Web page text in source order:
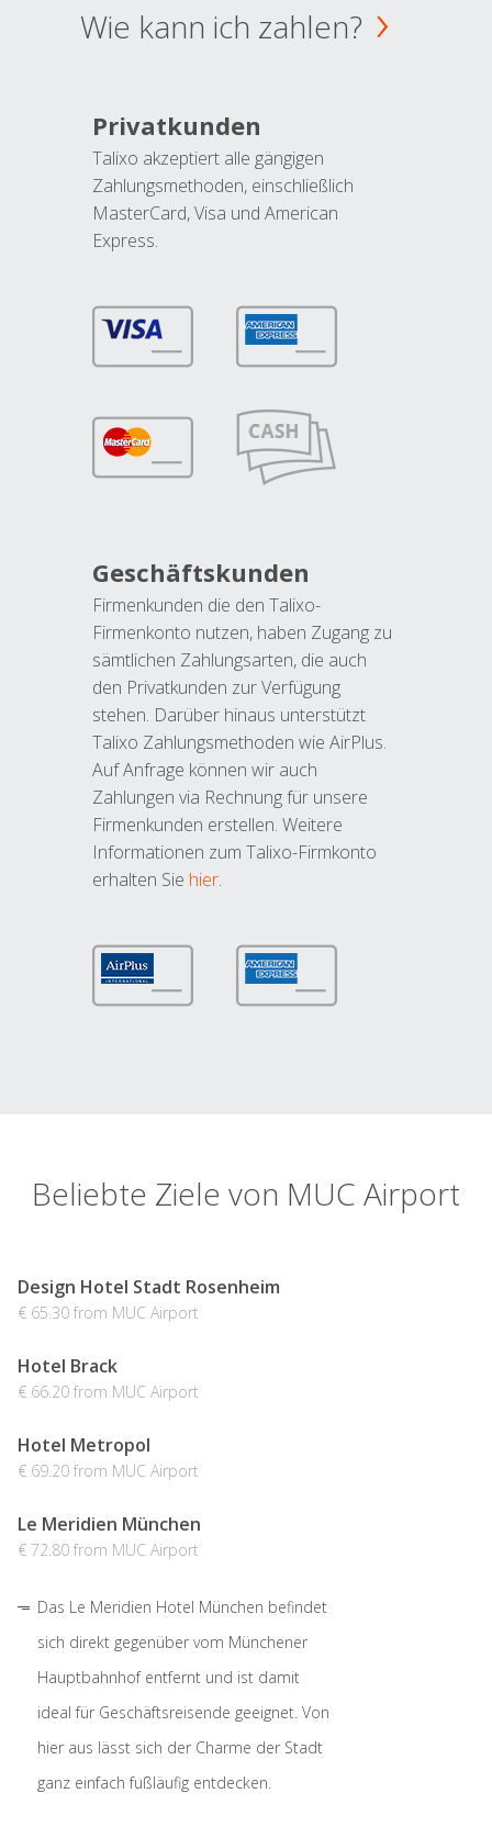
Wie kann ich zahlen?
Privatkunden
Talixo akzeptiert alle gängigen
Zahlungsmethoden, einschließlich
MasterCard, Visa und American
Express.
Geschäftskunden
Firmenkunden die den Talixo-
Firmenkonto nutzen, haben Zugang zu
sämtlichen Zahlungsarten, die auch
den Privatkunden zur Verfügung
stehen. Darüber hinaus unterstützt
Talixo Zahlungsmethoden wie AirPlus.
Auf Anfrage können wir auch
Zahlungen via Rechnung für unsere
Firmenkunden erstellen. Weitere
Informationen zum Talixo-Firmkonto
erhalten Sie hier.
Beliebte Ziele von MUC Airport
Design Hotel Stadt Rosenheim
€ 65.30 from MUC Airport
Hotel Brack
€ 66.20 from MUC Airport
Hotel Metropol
€ 69.20 from MUC Airport
Le Meridien München
€ 72.80 from MUC Airport
Das Le Meridien Hotel München befindet
sich direkt gegenüber vom Münchener
Hauptbahnhof entfernt und ist damit
ideal für Geschäftsreisende geeignet. Von
hier aus lässt sich der Charme der Stadt
ganz einfach fußläufig entdecken.